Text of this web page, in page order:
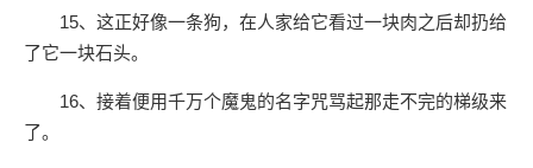
15、这正好像一条狗，在人家给它看过一块肉之后却扔给
了它一块石头。
16、接着便用千万个魔鬼的名字咒骂起那走不完的梯级来
了。